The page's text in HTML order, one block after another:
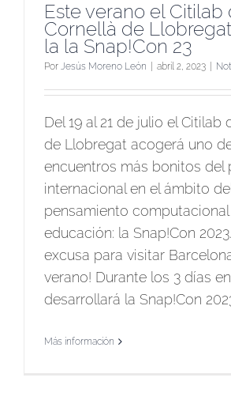
Este verano el Citilab
Cornellà de
la la Snap!Con 23
Por Jesús Moreno León abril 2, 2023
Del 19 al 21 de julio el Citilab
de Llobregat acogerá uno
encuentros más bonitos del
internacional en el ámbito
pensamiento computacional
educación: la Snap!Con
excusa para visitar
verano! Durante los 3 días
desarrollará la Snap!Con
Más información